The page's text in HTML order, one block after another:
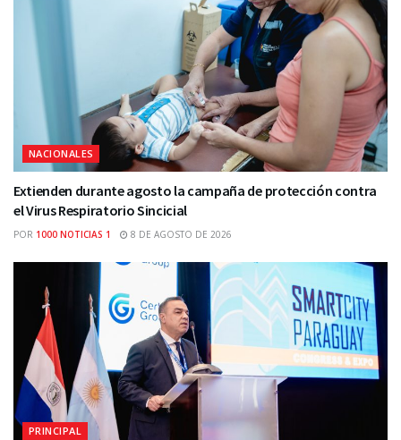
NACIONALES
Extienden durante agosto la campaña de protección contra
el Virus Respiratorio Sincicial
POR 1000 NOTICIAS 1 8 DE AGOSTO DE 2026
PRINCIPAL